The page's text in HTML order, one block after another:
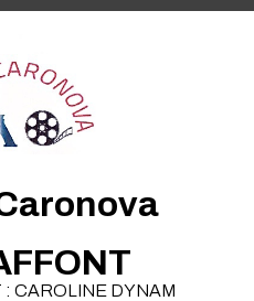
CAROLINE DYNAM